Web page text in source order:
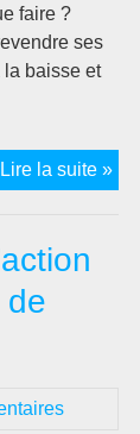
faire ?
ses
baisse et
Lire la suite »
de